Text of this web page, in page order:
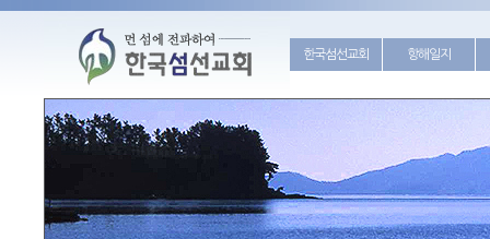
한국섬선교회 항해일지